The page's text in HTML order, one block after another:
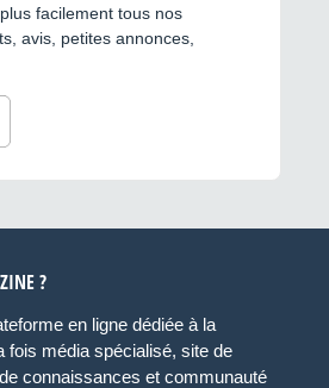
facilement tous nos
avis, petites annonces,
?
en ligne dédiée à la
fois média spécialisé, site de
connaissances et communauté